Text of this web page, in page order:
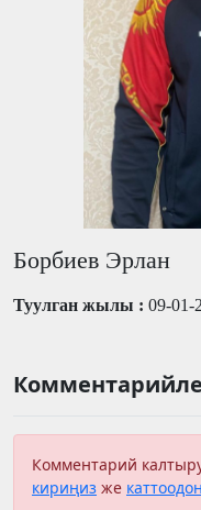
Борбиев Эрлан
Туулган жылы : 09-01-
Комментарий
кириңиз же каттоодон